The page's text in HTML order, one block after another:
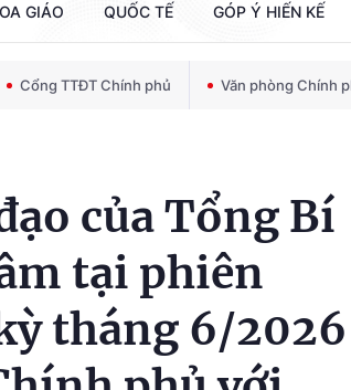
GIÁO QUỐC TẾ GÓP Ý HIẾN KẾ
Cổng TTĐT Chính phủ Văn phòng Chính
của Tổng Bí
tại phiên
tháng 6/2026